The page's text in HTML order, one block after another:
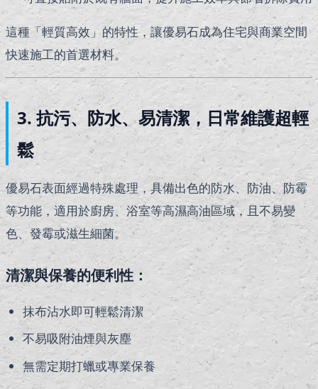
這種「輕質高效」的特性，讓優易石成為住宅與商業空間
快速施工的首選材料。
3. 抗污、防水、易清潔，日常維護超輕
鬆
優易石表面經過特殊處理，具備出色的防水、防油、防霉
等功能，適用於廚房、浴室等高濕高油區域，且不易變
色、發霉或滋生細菌。
清潔與保養的便利性：
抹布沾水即可輕鬆清潔
不易吸附油煙與灰塵
無需定期打蠟或專業保養